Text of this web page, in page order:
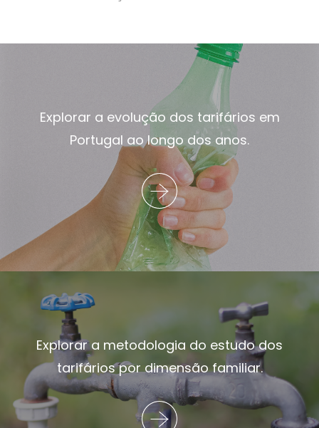
Explorar a evolução dos tarifários em
Portugal ao longo dos anos.
Explorar a metodologia do estudo dos
tarifários por dimensão familiar.